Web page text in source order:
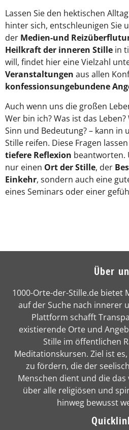
Lassen Sie den hektischen
hinter sich, entschleunigen Sie
der Medien-und
Heilkraft der inneren Stille in
will, findet hier eine Vielzahl
Veranstaltungen aus allen
konfessionsungebundene
Auch wenn uns die großen
Wer bin ich? Was ist das
Sinn und Bedeutung? – kann in
Stille reifen. Diese Fragen
tiefere Reflexion beantworten.
nur einen Ort der Stille, der
Einkehr, sondern auch eine
eines Seminars oder einer
Über
1000-Orte-der-Stille.de bietet
auf der Suche nach innerer
Plattform schafft
existierende Orte und
Stille im öffentlichen
Meditationskursen. Ziel ist
zu fördern, die der
Menschen dient und die
über alle religiösen und
hinweg bewusst